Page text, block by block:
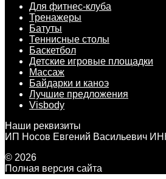
Для фитнес-клуба
Тренажеры
Батуты
Теннисные столы
Баскетбол
Детские игровые площадки
Массаж
Байдарки и каноэ
Лучшие предложения
Visbody
Наши реквизиты
ИП Носов Евгений Васильевич
© 2026
Полная версия сайта